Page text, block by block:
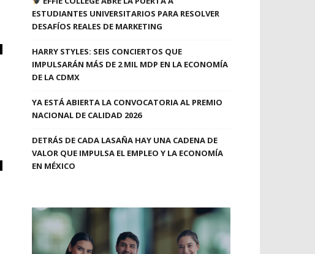
ESTUDIANTES UNIVERSITARIOS PARA RESOLVER
DESAFÍOS REALES DE MARKETING
HARRY STYLES: SEIS CONCIERTOS QUE
IMPULSARÁN MÁS DE 2 MIL MDP EN LA ECONOMÍA
DE LA CDMX
YA ESTÁ ABIERTA LA CONVOCATORIA AL PREMIO
NACIONAL DE CALIDAD 2026
DETRÁS DE CADA LASAÑA HAY UNA CADENA DE
VALOR QUE IMPULSA EL EMPLEO Y LA ECONOMÍA
EN MÉXICO